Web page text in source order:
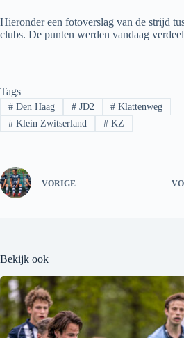
Hieronder een fotoverslag van de strijd
clubs. De punten werden vandaag
Tags
#Den Haag #JD2 # Klattenweg
#Klein Zwitserland #KZ
VORIGE
Bekijk ook